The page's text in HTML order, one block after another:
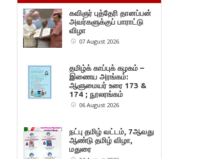
கவிஞர் புத்தேரி தானப்பன்
அவர்களுக்குப் பாராட்டு
விழா
07 August 2026
தமிழ்க் காப்புக் கழகம் –
இணைய அரங்கம்:
ஆளுமையர் உரை 173 &
174 ; நூலரங்கம்
06 August 2026
நட்பு தமிழ் வட்டம், 7ஆவது
ஆண்டு தமிழ் விழா,
மதுரை